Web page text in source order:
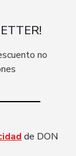
no
de DON